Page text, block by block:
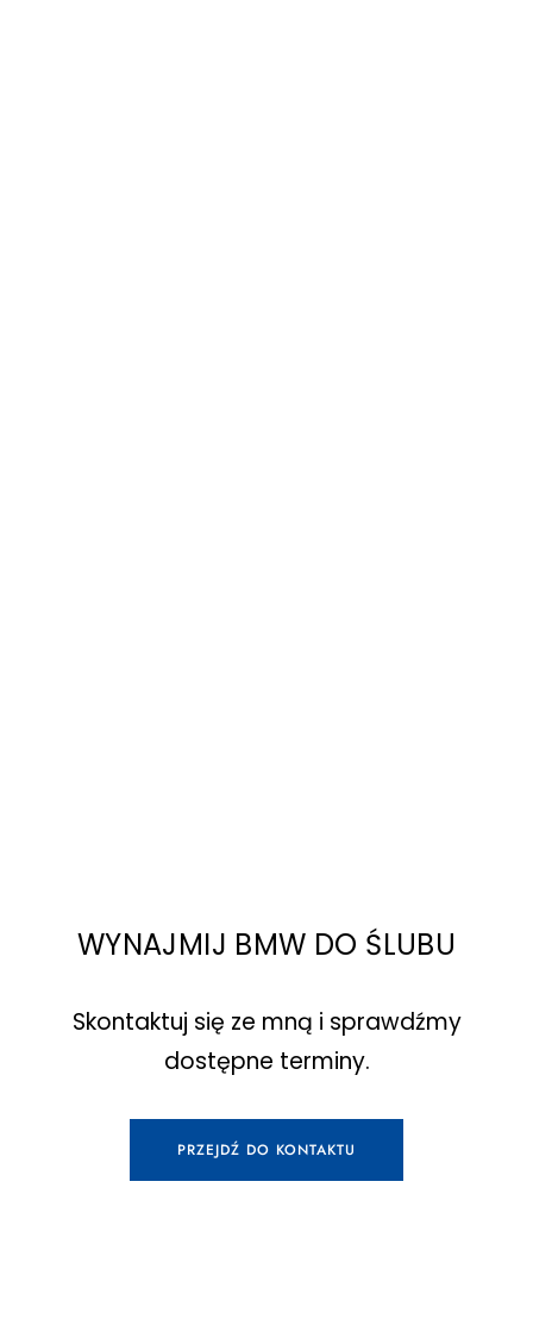
WYNAJMIJ BMW DO ŚLUBU
Skontaktuj się ze mną i sprawdźmy
dostępne terminy.
PRZEJDŹ DO KONTAKTU